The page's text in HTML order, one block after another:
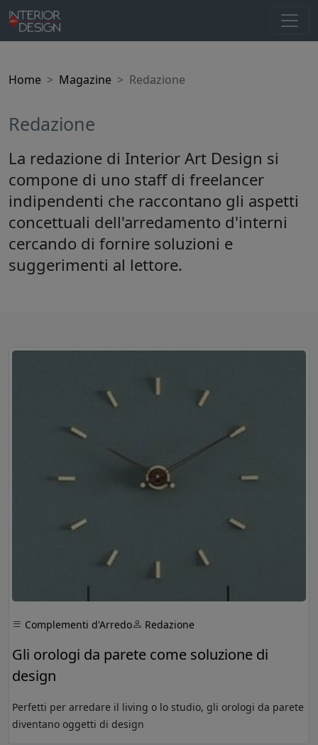
Home Magazine Redazione
Redazione
La redazione di Interior Art Design si
compone di uno staff di freelancer
indipendenti che raccontano gli aspetti
concettuali dell'arredamento d'interni
cercando di fornire soluzioni e
suggerimenti al lettore.
Complementi d'Arredo Redazione
Gli orologi da parete come soluzione di
design
Perfetti per arredare il living o lo studio, gli orologi da parete
diventano oggetti di design